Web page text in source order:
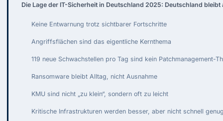
Die Lage der IT-Sicherheit in Deutschland 2025: Deutschland
Keine Entwarnung trotz sichtbarer Fortschritte
Angriffsflächen sind das eigentliche Kernthema
119 neue Schwachstellen pro Tag sind kein Patchmanagement-
Ransomware bleibt Alltag, nicht Ausnahme
KMU sind nicht „zu klein“, sondern oft zu leicht
Kritische Infrastrukturen werden besser, aber nicht schnell